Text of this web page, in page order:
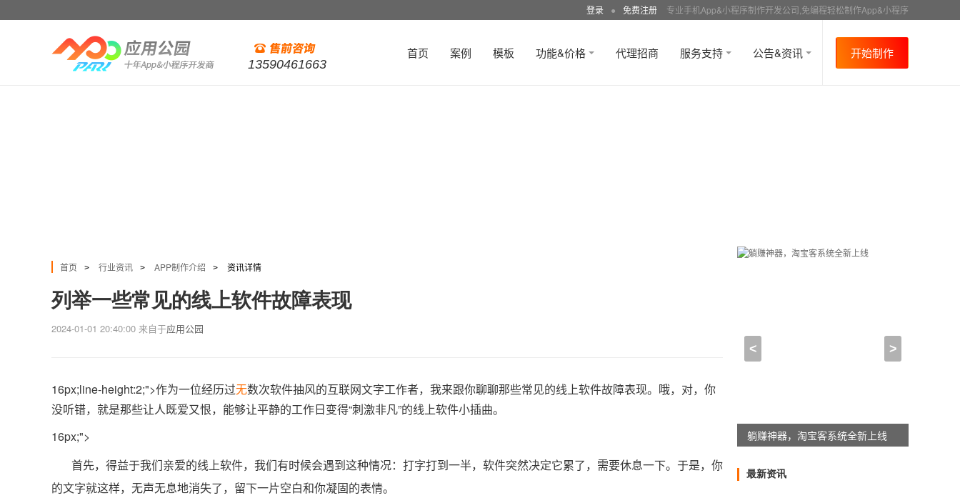
登录 ● 免费注册 专业手机App&小程序制作开发公司,免编程轻松制作App&小程序
13590461663
首页 案例 模板 功能&价格 代理招商 服务支持 公告&资讯 开始制作
首页 > 行业资讯 > APP制作介绍 > 资讯详情
列举一些常见的线上软件故障表现
2024-01-01 20:40:00 来自于应用公园
16px;line-height:2;">作为一位经历过无数次软件抽风的互联网文字工作者，我来跟你聊聊那些常见的线上软件故障表现。哦，对，你
没听错，就是那些让人既爱又恨，能够让平静的工作日变得“刺激非凡”的线上软件小插曲。
16px;">
首先，得益于我们亲爱的线上软件，我们有时候会遇到这种情况：打字打到一半，软件突然决定它累了，需要休息一下。于是，你
的文字就这样，无声无息地消失了，留下一片空白和你凝固的表情。
< >
躺赚神器，淘宝客系统全新上线
最新资讯